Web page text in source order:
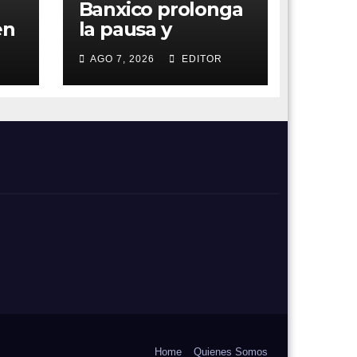
Banxico prolonga
la pausa y
mantiene el foco
en la inflación
AGO 7, 2026 EDITOR
Home Quienes Somos